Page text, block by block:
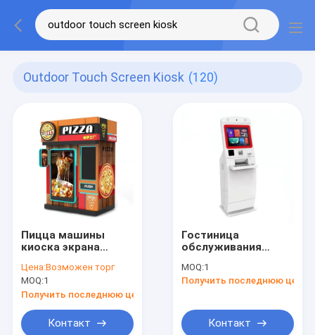
Outdoor Touch Screen Kiosk (120)
Пицца машины
киоска экрана
обслуживания
собственной
личности варя
автомат горячей
еды
автоматический
Цена:Возможен торг
MOQ:1
Получить последнюю цену
Контакт
Гостиница
обслуживания
личности лобби
проверяет внутри
с экраном касания
СИД
MOQ:1
Получить последнюю цену
Контакт